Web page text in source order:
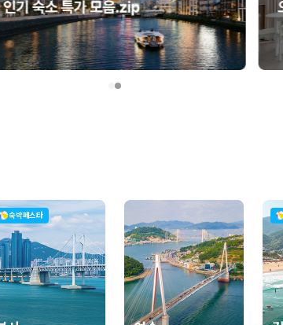
격과 함께 보험 조건을 비교해 여행 스타일에 맞는 보
에서 렌트카 사무실까지의 이동 조건을 가격과 함께 비
교하는 것이 좋습니다.
인해야 합니다.
렌트카 가격뿐 아니라 일반자차, 완전자차, 슈퍼자차 조
숙박페스타